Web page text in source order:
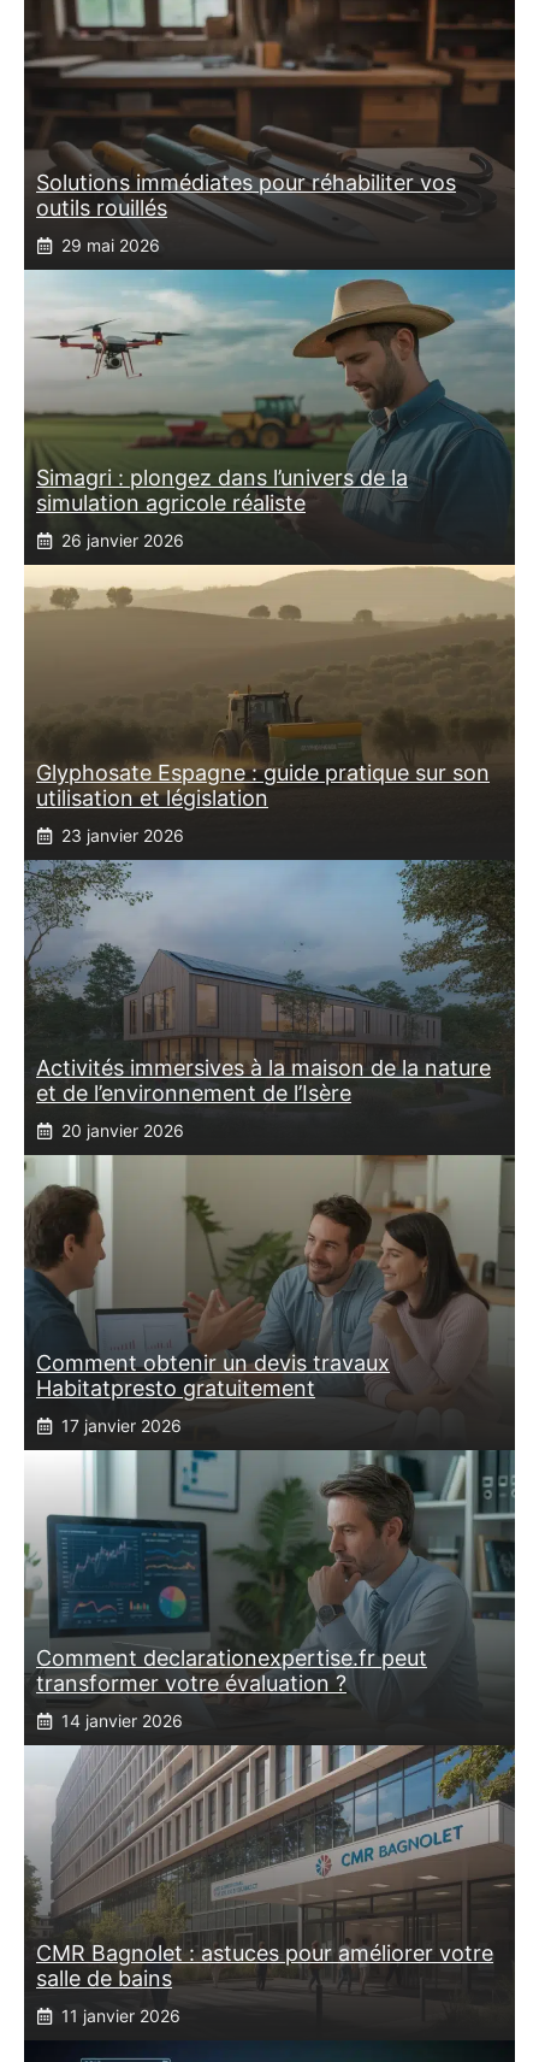
Solutions immédiates pour réhabiliter vos
outils rouillés
29 mai 2026
Simagri : plongez dans l’univers de la
simulation agricole réaliste
26 janvier 2026
Glyphosate Espagne : guide pratique sur son
utilisation et législation
23 janvier 2026
Activités immersives à la maison de la nature
et de l’environnement de l’Isère
20 janvier 2026
Comment obtenir un devis travaux
Habitatpresto gratuitement
17 janvier 2026
Comment declarationexpertise.fr peut
transformer votre évaluation ?
14 janvier 2026
CMR Bagnolet : astuces pour améliorer votre
salle de bains
11 janvier 2026